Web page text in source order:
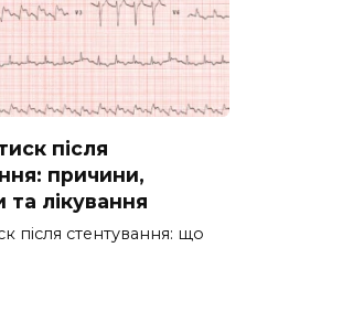
після
причини,
лікування
після стентування: що